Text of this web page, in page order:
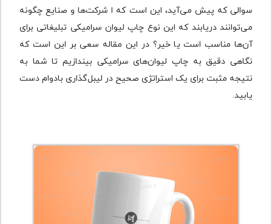
سوالی که پیش می‌آید، این است که ا شرکت‌ها و صنایع چگونه
می‌توانند دریابند که این نوع چاپ لیوان سرامیکی تبلیغاتی برای
آن‌ها مناسب است یا خیر؟ در این مقاله سعی بر این است که
نگاهی دقیق به چاپ لیوان‌های‌ سرامیکی بیندازیم تا شما به
نتیجه مثبت برای یک استراتژی صحیح در لیبل‌گذاری بادوام دست
یابید.